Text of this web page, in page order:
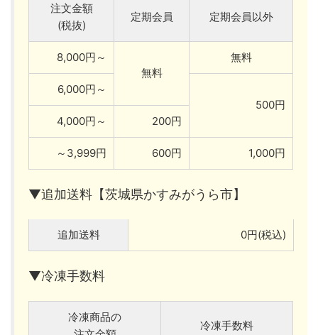
注文金額
(税抜)
定期会員 定期会員以外
8,000円～
無料
無料
6,000円～
500円
4,000円～
200円
～3,999円 600円 1,000円
▼追加送料【茨城県かすみがうら市】
追加送料 0円(税込)
▼冷凍手数料
冷凍商品の
冷凍手数料